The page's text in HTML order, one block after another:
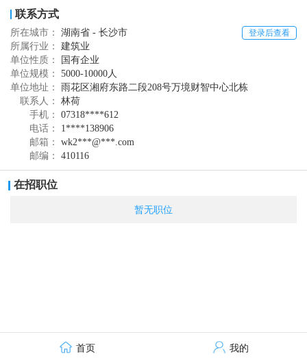
才提供新的助力平台。
公司以
赢”为企业宗旨，坚持“整合有限，创造无限”的市场经营理念，致力成为“建设工
程系统解决方案服务商”
联系方式
登录后查看
所在城市：
湖南省 - 长沙市
所属行业：
建筑业
单位性质：
国有企业
单位规模：
5000-10000人
单位地址：
雨花区湘府东路二段208号万境财智中心北栋
联系人：
林荷
手机：
07318****612
电话：
1****138906
邮箱：
wk2***@***.com
邮编：
410116
在招职位
暂无职位
首页 我的